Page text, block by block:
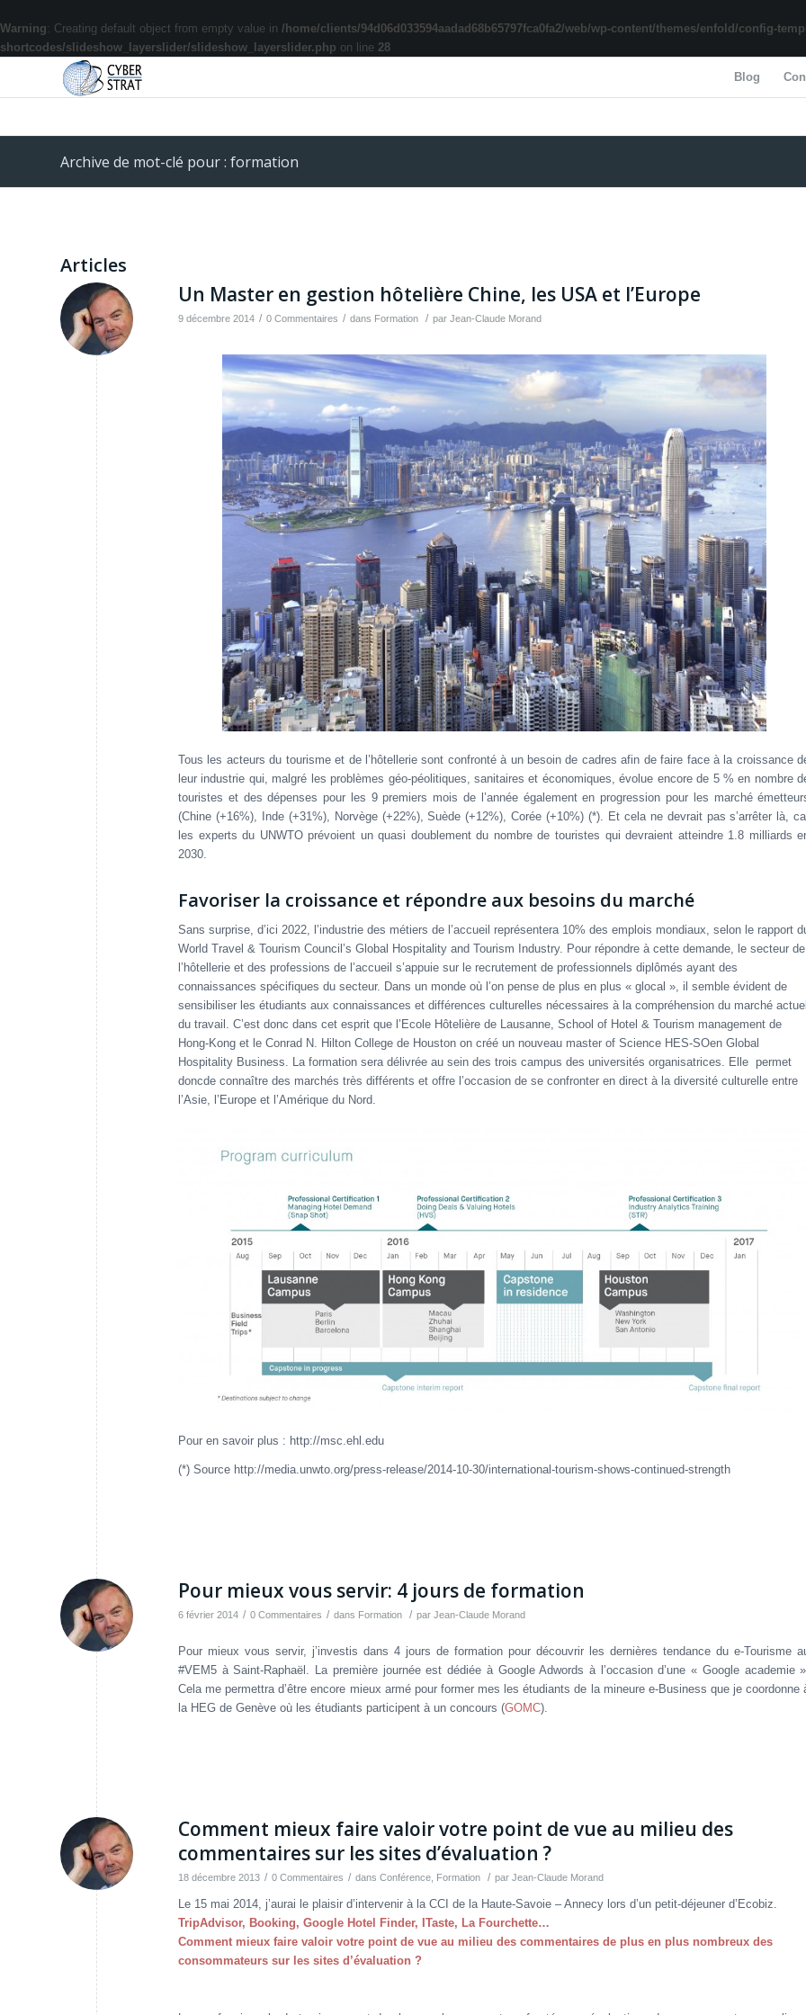
Warning: Creating default object from empty value in /home/clients/94d06d033594aadad68b65797fca0fa2/web/wp-content/themes/enfold/config-
shortcodes/slideshow_layerslider/slideshow_layerslider.php on line 28
Blog
Archive de mot-clé pour : formation
Articles
Un Master en gestion hôtelière Chine, les USA et l’Europe
9 décembre 2014 / 0 Commentaires / dans Formation / par Jean-Claude Morand
Tous les acteurs du tourisme et de l’hôtellerie sont confronté à un besoin de cadres afin de faire face à la croissance
leur industrie qui, malgré les problèmes géo-péolitiques, sanitaires et économiques, évolue encore de 5 % en nombre
touristes et des dépenses pour les 9 premiers mois de l’année également en progression pour les marché
(Chine (+16%), Inde (+31%), Norvège (+22%), Suède (+12%), Corée (+10%) (*). Et cela ne devrait pas s’arrêter là,
les experts du UNWTO prévoient un quasi doublement du nombre de touristes qui devraient atteindre 1.8 milliards
2030.
Favoriser la croissance et répondre aux besoins du marché
Sans surprise, d’ici 2022, l’industrie des métiers de l’accueil représentera 10% des emplois mondiaux, selon le rapport
World Travel & Tourism Council’s Global Hospitality and Tourism Industry. Pour répondre à cette demande, le secteur de
l’hôtellerie et des professions de l’accueil s’appuie sur le recrutement de professionnels diplômés ayant des
connaissances spécifiques du secteur. Dans un monde où l’on pense de plus en plus « glocal », il semble évident de
sensibiliser les étudiants aux connaissances et différences culturelles nécessaires à la compréhension du marché actuel
du travail. C’est donc dans cet esprit que l’Ecole Hôtelière de Lausanne, School of Hotel & Tourism management de
Hong-Kong et le Conrad N. Hilton College de Houston on créé un nouveau master of Science HES-SOen Global
Hospitality Business. La formation sera délivrée au sein des trois campus des universités organisatrices. Elle permet
doncde connaître des marchés très différents et offre l’occasion de se confronter en direct à la diversité culturelle entre
l’Asie, l’Europe et l’Amérique du Nord.
Pour en savoir plus : http://msc.ehl.edu
(*) Source http://media.unwto.org/press-release/2014-10-30/international-tourism-shows-continued-strength
Pour mieux vous servir: 4 jours de formation
6 février 2014 / 0 Commentaires / dans Formation / par Jean-Claude Morand
Pour mieux vous servir, j’investis dans 4 jours de formation pour découvrir les dernières tendance du e-Tourisme
#VEM5 à Saint-Raphaël. La première journée est dédiée à Google Adwords à l’occasion d’une « Google academie
Cela me permettra d’être encore mieux armé pour former mes les étudiants de la mineure e-Business que je coordonne
la HEG de Genève où les étudiants participent à un concours (GOMC).
Comment mieux faire valoir votre point de vue au milieu des
commentaires sur les sites d’évaluation ?
18 décembre 2013 / 0 Commentaires / dans Conférence Formation / par Jean-Claude Morand
Le 15 mai 2014, j’aurai le plaisir d’intervenir à la CCI de la Haute-Savoie – Annecy lors d’un petit-déjeuner d’Ecobiz.
TripAdvisor, Booking, Google Hotel Finder, ITaste, La Fourchette…
Comment mieux faire valoir votre point de vue au milieu des commentaires de plus en plus nombreux des
consommateurs sur les sites d’évaluation ?